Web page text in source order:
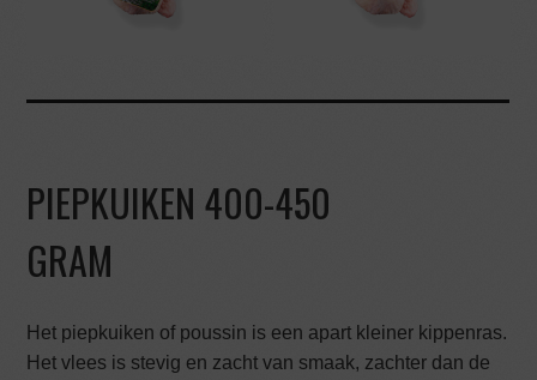
PIEPKUIKEN 400-450
GRAM
Het piepkuiken of poussin is een apart kleiner kippenras.
Het vlees is stevig en zacht van smaak, zachter dan de